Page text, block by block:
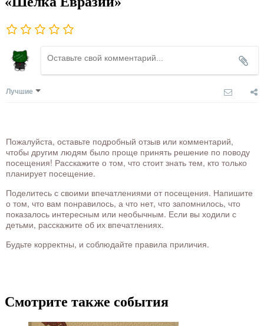
Лучшие
Пожалуйста, оставьте подробный отзыв или комментарий,
чтобы другим людям было проще принять решение по поводу
посещения! Расскажите о том, что стоит знать тем, кто только
планирует посещение.
Поделитесь с своими впечатлениями от посещения. Напишите
о том, что вам понравилось, а что нет, что запомнилось, что
показалось интересным или необычным. Если вы ходили с
детьми, расскажите об их впечатлениях.
Будьте корректны, и соблюдайте правила приличия.
Смотрите также события